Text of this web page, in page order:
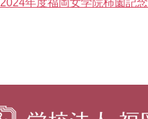
2024年度福岡女学院柿薗記